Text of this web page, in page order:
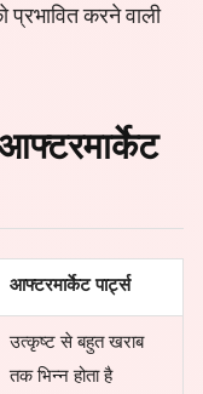
करने वाली
आफ्टरमार्केट पार्ट्स
उत्कृष्ट से बहुत खराब
तक भिन्न होता है